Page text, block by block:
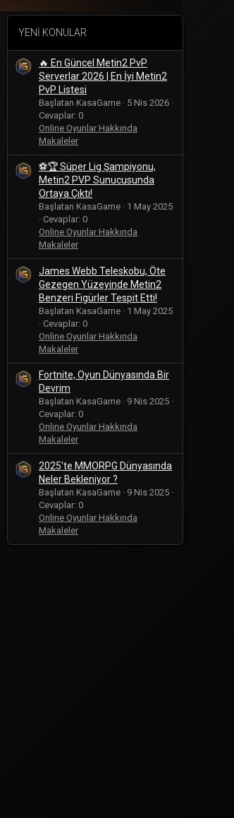
YENI KONULAR
🔥 En Güncel Metin2 PvP
Serverlar 2026 | En İyi Metin2
PvP Listesi
Başlatan KasaGame
5 Nis 2026
Cevaplar: 0
Online Oyunlar Hakkında
Makaleler
⚽🏆 Süper Lig Şampiyonu,
Metin2 PVP Sunucusunda
Ortaya Çıktı!
Başlatan KasaGame
1 May 2025
Cevaplar: 0
Online Oyunlar Hakkında
Makaleler
James Webb Teleskobu, Öte
Gezegen Yüzeyinde Metin2
Benzeri Figürler Tespit Etti!
Başlatan KasaGame
1 May 2025
Cevaplar: 0
Online Oyunlar Hakkında
Makaleler
Fortnite, Oyun Dünyasında Bir
Devrim
Başlatan KasaGame
9 Nis 2025
Cevaplar: 0
Online Oyunlar Hakkında
Makaleler
2025'te MMORPG Dünyasında
Neler Bekleniyor ?
Başlatan KasaGame
9 Nis 2025
Cevaplar: 0
Online Oyunlar Hakkında
Makaleler